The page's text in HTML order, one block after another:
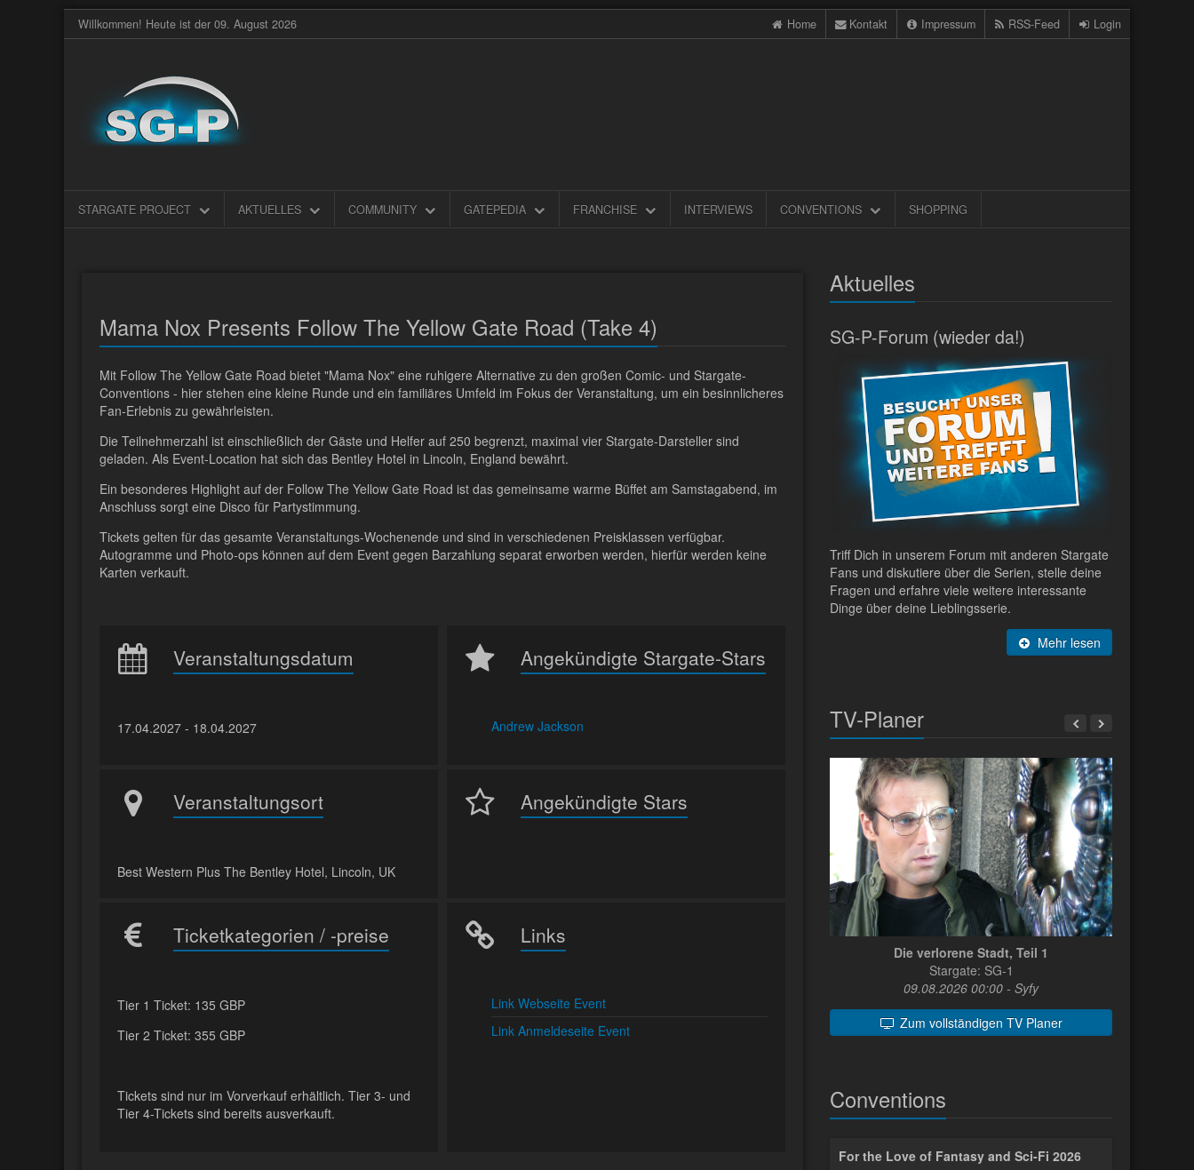
Willkommen! Heute ist der 09. August 2026 Home Kontakt Impressum RSS-Feed Login
STARGATE PROJECT AKTUELLES COMMUNITY GATEPEDIA FRANCHISE INTERVIEWS CONVENTIONS SHOPPING
Mama Nox Presents Follow The Yellow Gate Road (Take 4)
Mit Follow The Yellow Gate Road bietet "Mama Nox" eine ruhigere Alternative zu den großen Comic- und Stargate-
Conventions - hier stehen eine kleine Runde und ein familiäres Umfeld im Fokus der Veranstaltung, um ein besinnlicheres
Fan-Erlebnis zu gewährleisten.
Die Teilnehmerzahl ist einschließlich der Gäste und Helfer auf 250 begrenzt, maximal vier Stargate-Darsteller sind
geladen. Als Event-Location hat sich das Bentley Hotel in Lincoln, England bewährt.
Ein besonderes Highlight auf der Follow The Yellow Gate Road ist das gemeinsame warme Büffet am Samstagabend, im
Anschluss sorgt eine Disco für Partystimmung.
Tickets gelten für das gesamte Veranstaltungs-Wochenende und sind in verschiedenen Preisklassen verfügbar.
Autogramme und Photo-ops können auf dem Event gegen Barzahlung separat erworben werden, hierfür werden keine
Karten verkauft.
Veranstaltungsdatum
17.04.2027 - 18.04.2027
Angekündigte Stargate-Stars
Andrew Jackson
Veranstaltungsort
Best Western Plus The Bentley Hotel, Lincoln, UK
Angekündigte Stars
Ticketkategorien / -preise
Tier 1 Ticket: 135 GBP
Tier 2 Ticket: 355 GBP
Tickets sind nur im Vorverkauf erhältlich. Tier 3- und
Tier 4-Tickets sind bereits ausverkauft.
Links
Link Webseite Event
Link Anmeldeseite Event
Aktuelles
SG-P-Forum (wieder da!)
Triff Dich in unserem Forum mit anderen Stargate
Fans und diskutiere über die Serien, stelle deine
Fragen und erfahre viele weitere interessante
Dinge über deine Lieblingsserie.
Mehr lesen
TV-Planer
Die verlorene Stadt, Teil 1
Stargate: SG-1
09.08.2026 00:00 - Syfy
Zum vollständigen TV Planer
Conventions
For the Love of Fantasy and Sci-Fi 2026